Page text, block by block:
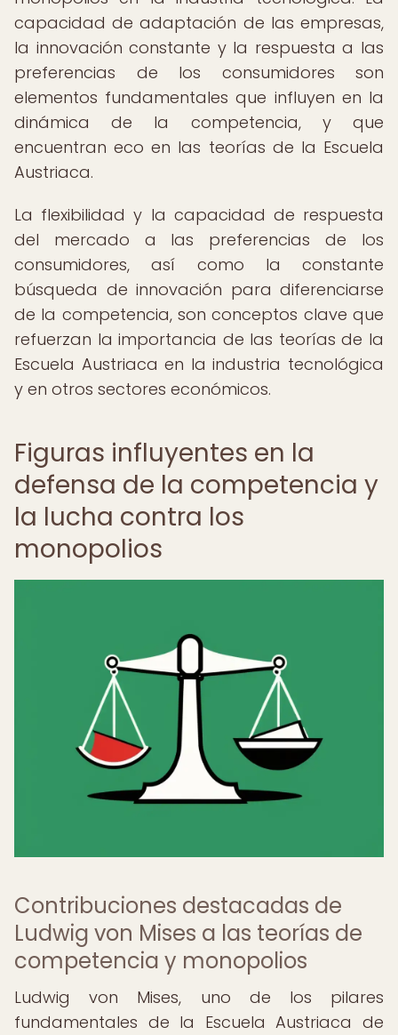
capacidad de adaptación de las empresas,
la innovación constante y la respuesta a las
preferencias de los consumidores son
elementos fundamentales que influyen en la
dinámica de la competencia, y que
encuentran eco en las teorías de la Escuela
Austriaca.
La flexibilidad y la capacidad de respuesta
del mercado a las preferencias de los
consumidores, así como la constante
búsqueda de innovación para diferenciarse
de la competencia, son conceptos clave que
refuerzan la importancia de las teorías de la
Escuela Austriaca en la industria tecnológica
y en otros sectores económicos.
Figuras influyentes en la
defensa de la competencia y
la lucha contra los
monopolios
Contribuciones destacadas de
Ludwig von Mises a las teorías de
competencia y monopolios
Ludwig von Mises, uno de los pilares
fundamentales de la Escuela Austriaca de